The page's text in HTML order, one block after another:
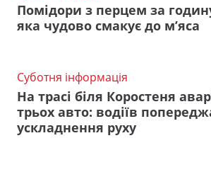
Помідори з перцем за
яка чудово смакує до м’яса
Суботня інформація
На трасі біля Коростеня
трьох авто: водіїв
ускладнення руху